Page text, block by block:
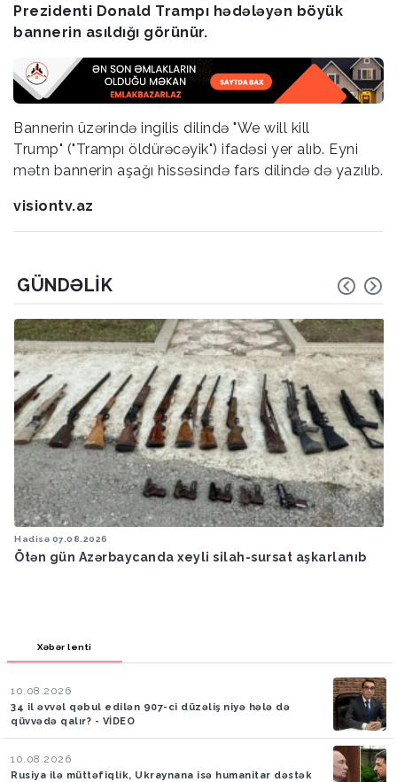
Prezidenti Donald Trampı hədələyən böyük
bannerin asıldığı görünür.
Bannerin üzərində ingilis dilində "We will kill
Trump" ("Trampı öldürəcəyik") ifadəsi yer alıb. Eyni
mətn bannerin aşağı hissəsində fars dilində də yazılıb.
visiontv.az
GÜNDƏLIK
Hadisə 07.08.2026
Ötən gün Azərbaycanda xeyli silah-sursat aşkarlanıb
Xəbər lenti
10.08.2026
34 il əvvəl qəbul edilən 907-ci düzəliş niyə hələ də
qüvvədə qalır? - VİDEO
10.08.2026
Rusiya ilə müttəfiqlik, Ukraynana isə humanitar dəstək